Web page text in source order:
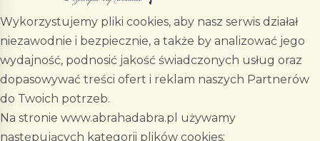
Wykorzystujemy pliki cookies, aby nasz serwis działał
niezawodnie i bezpiecznie, a także by analizować jego
wydajność, podnosić jakość świadczonych usług oraz
dopasowywać treści ofert i reklam naszych Partnerów
do Twoich potrzeb.
Na stronie www.abrahadabra.pl używamy
następujących kategorii plików cookies: